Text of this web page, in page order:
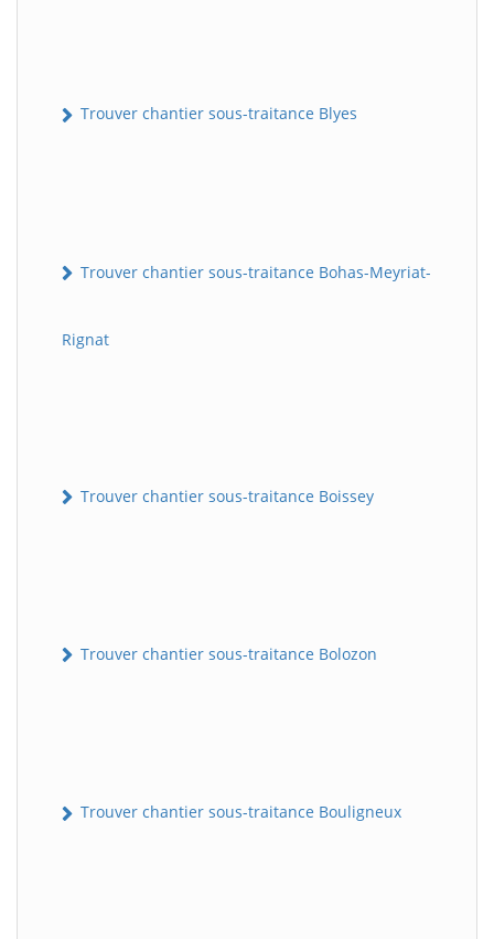
Trouver chantier sous-traitance Blyes
Trouver chantier sous-traitance Bohas-Meyriat-
Rignat
Trouver chantier sous-traitance Boissey
Trouver chantier sous-traitance Bolozon
Trouver chantier sous-traitance Bouligneux